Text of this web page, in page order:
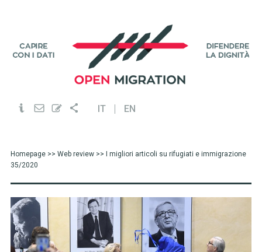
IT EN
Homepage>> Web review>> I migliori articoli su rifugiati e immigrazione
35/2020